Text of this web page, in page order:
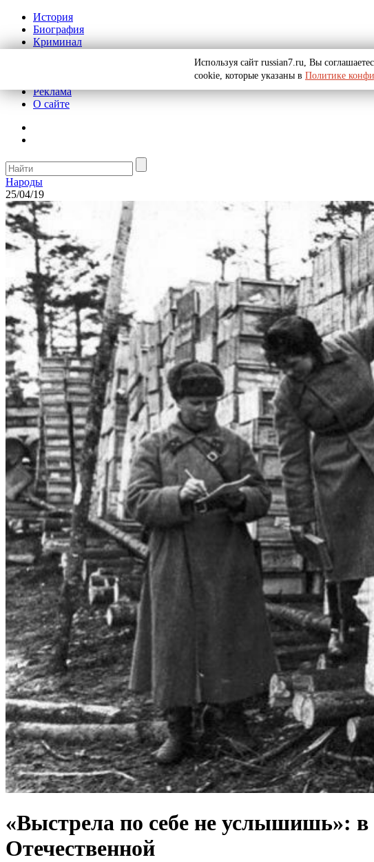
История
Биография
Криминал
Реклама
О сайте
Народы
25/04/19
«Выстрела по себе не услышишь»:
Отечественной
Используя сайт russian7.ru, Вы
cookie, которые указаны в Политике